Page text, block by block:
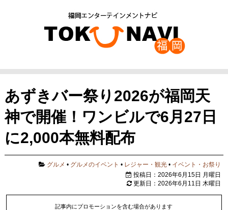
あずきバー祭り2026が福岡天
神で開催！ワンビルで6月27日
に2,000本無料配布
グルメ • グルメのイベント • レジャー・観光 • イベント・お祭り
投稿日：2026年6月15日 月曜日
更新日：2026年6月11日 木曜日
記事内にプロモーションを含む場合があります